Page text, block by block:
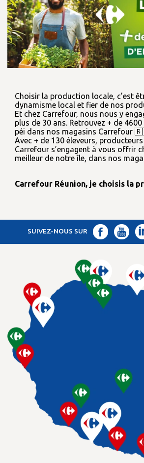
Choisir la production locale, c’est
dynamisme local et fier de nos
Et chez Carrefour, nous nous y
plus de 30 ans. Retrouvez + de
péi dans nos magasins Carrefour
Avec + de 130 éleveurs,
Carrefour s’engagent à vous offrir
meilleur de notre île, dans nos
Carrefour Réunion, je choisis la
SUIVEZ-NOUS SUR